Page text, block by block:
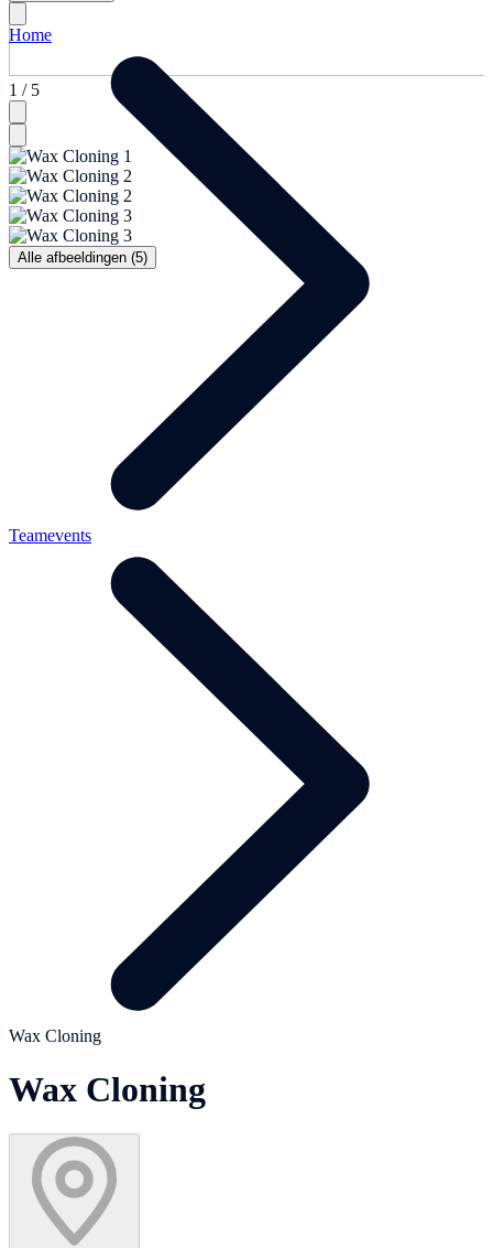
1 / 5
Alle afbeeldingen (5)
Home
Teamevents
Wax Cloning
Wax Cloning